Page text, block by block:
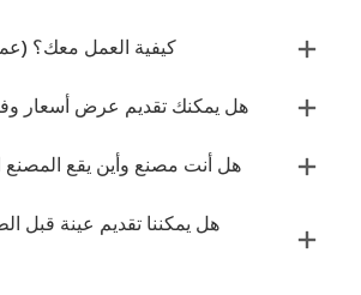
كيفية العمل معك؟
هل يمكنك تقديم عرض أسعار
هل أنت مصنع وأين يقع
هل يمكننا تقديم عينة قبل